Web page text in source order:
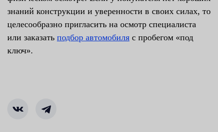
знаний конструкции и уверенности в своих силах, то
целесообразно пригласить на осмотр специалиста
или заказать подбор автомобиля с пробегом «под
ключ».